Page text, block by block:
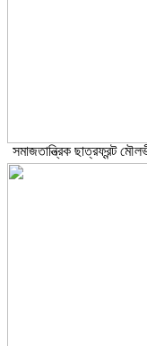
সমাজতান্ত্রিক ছাত্রফ্রন্ট